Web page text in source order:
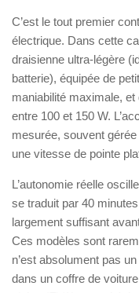
C’est le tout premier
électrique. Dans cette
draisienne ultra-légère
batterie), équipée de
maniabilité maximale, et
entre 100 et 150 W.
mesurée, souvent
une vitesse de pointe
L’autonomie réelle
se traduit par 40
largement suffisant
Ces modèles sont
n’est absolument pas
dans un coffre de